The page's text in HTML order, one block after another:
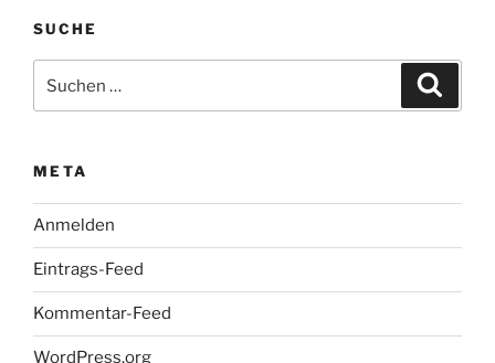
SUCHE
nach:
META
Anmelden
Eintrags-Feed
Kommentar-Feed
WordPress.org